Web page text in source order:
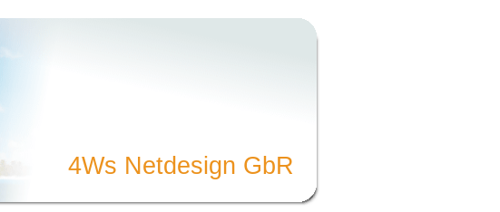
4Ws Netdesign GbR